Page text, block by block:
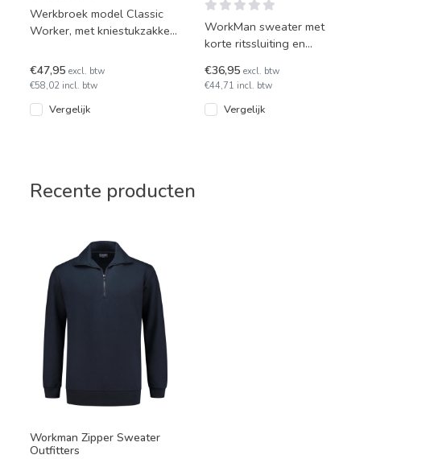
Werkbroek model Classic
Worker, met kniestukzakken
€47,95 excl. btw
€58,02 incl. btw
Vergelijk
WorkMan sweater met
korte ritssluiting en
diverse kleurcombinaties
verkrijgbaa
€36,95 excl. btw
€44,71 incl. btw
Vergelijk
Recente producten
Workman Zipper Sweater
Outfitters